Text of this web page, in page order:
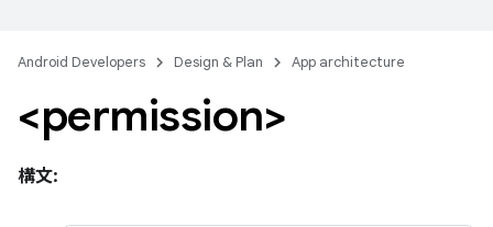
Android Developers Design & Plan App architecture
<permission>
構文: